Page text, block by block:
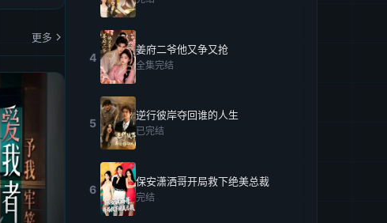
更多
4
姜府二爷他又争又抢
全集完结
5
逆行彼岸夺回谁的人生
已完结
6
保安潇洒哥开局救下绝美总裁
完结